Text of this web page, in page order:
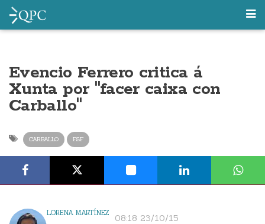
Evencio Ferrero critica á
Xunta por "facer caixa con
Carballo"
CARBALLO FSF
LORENA MARTÍNEZ 08:18 23/10/15